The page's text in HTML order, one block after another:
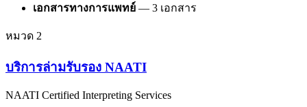
เอกสารทางการแพทย์ — 3 เอกสาร
หมวด 2
บริการล่ามรับรอง NAATI
NAATI Certified Interpreting Services